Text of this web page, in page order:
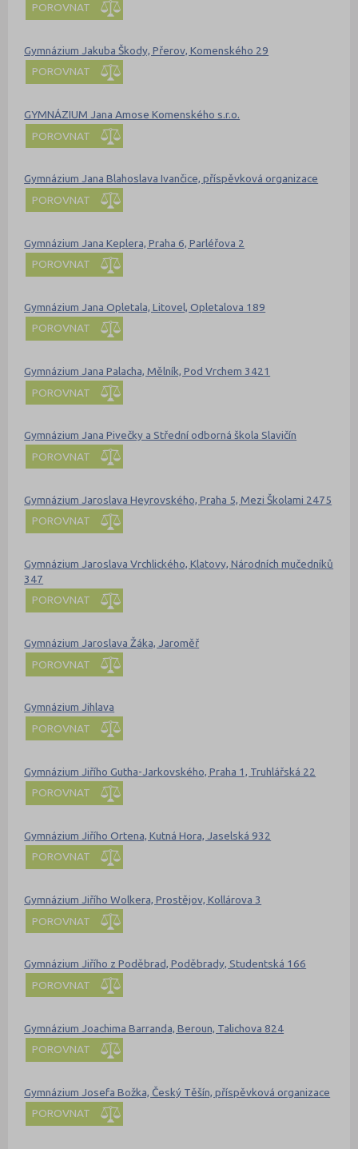
POROVNAT
Gymnázium Jakuba Škody, Přerov, Komenského 29
POROVNAT
GYMNÁZIUM Jana Amose Komenského s.r.o.
POROVNAT
Gymnázium Jana Blahoslava Ivančice, příspěvková organizace
POROVNAT
Gymnázium Jana Keplera, Praha 6, Parléřova 2
POROVNAT
Gymnázium Jana Opletala, Litovel, Opletalova 189
POROVNAT
Gymnázium Jana Palacha, Mělník, Pod Vrchem 3421
POROVNAT
Gymnázium Jana Pivečky a Střední odborná škola Slavičín
POROVNAT
Gymnázium Jaroslava Heyrovského, Praha 5, Mezi Školami 2475
POROVNAT
Gymnázium Jaroslava Vrchlického, Klatovy, Národních mučedníků
347
POROVNAT
Gymnázium Jaroslava Žáka, Jaroměř
POROVNAT
Gymnázium Jihlava
POROVNAT
Gymnázium Jiřího Gutha-Jarkovského, Praha 1, Truhlářská 22
POROVNAT
Gymnázium Jiřího Ortena, Kutná Hora, Jaselská 932
POROVNAT
Gymnázium Jiřího Wolkera, Prostějov, Kollárova 3
POROVNAT
Gymnázium Jiřího z Poděbrad, Poděbrady, Studentská 166
POROVNAT
Gymnázium Joachima Barranda, Beroun, Talichova 824
POROVNAT
Gymnázium Josefa Božka, Český Těšín, příspěvková organizace
POROVNAT